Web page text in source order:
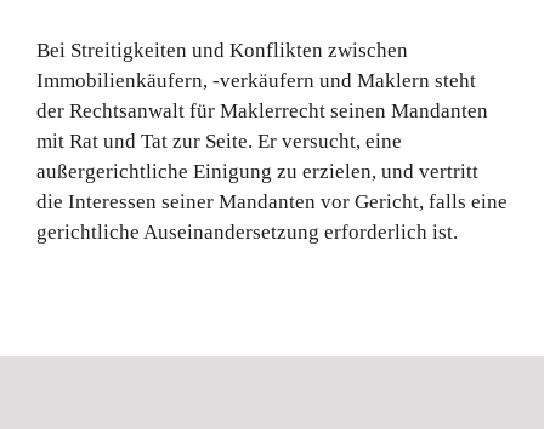
Bei Streitigkeiten und Konflikten zwischen
Immobilienkäufern, -verkäufern und Maklern steht
der Rechtsanwalt für Maklerrecht seinen Mandanten
mit Rat und Tat zur Seite. Er versucht, eine
außergerichtliche Einigung zu erzielen, und vertritt
die Interessen seiner Mandanten vor Gericht, falls eine
gerichtliche Auseinandersetzung erforderlich ist.